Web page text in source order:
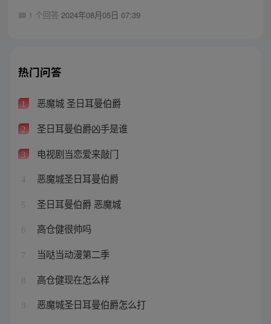
1 个回答 2024年08月05日 07:39
热门问答
1 恶魔城 圣日耳曼伯爵
2 圣日耳曼伯爵凶手是谁
3 电视剧当恋爱来敲门
4 恶魔城圣日耳曼伯爵
5 圣日耳曼伯爵 恶魔城
6 高仓健很帅吗
7 当哒当动漫第二季
8 高仓健现在怎么样
9 恶魔城圣日耳曼伯爵怎么打